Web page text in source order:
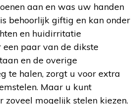
aan en was uw handen
behoorlijk giftig en kan onder
en huidirritatie
een paar van de dikste
en de overige
te halen, zorgt u voor extra
Maar u kunt
zoveel mogelijk stelen kiezen.